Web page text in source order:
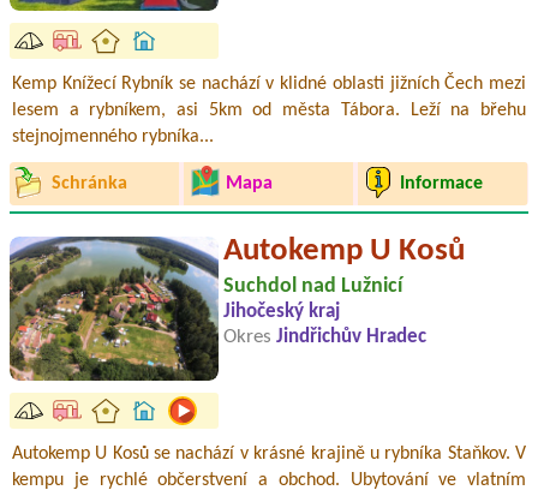
Kemp Knížecí Rybník se nachází v klidné oblasti jižních Čech mezi
lesem a rybníkem, asi 5km od města Tábora. Leží na břehu
stejnojmenného rybníka...
Schránka Mapa Informace
Autokemp U Kosů
Suchdol nad Lužnicí
Jihočeský kraj
Okres Jindřichův Hradec
Autokemp U Kosů se nachází v krásné krajině u rybníka Staňkov. V
kempu je rychlé občerstvení a obchod. Ubytování ve vlatním